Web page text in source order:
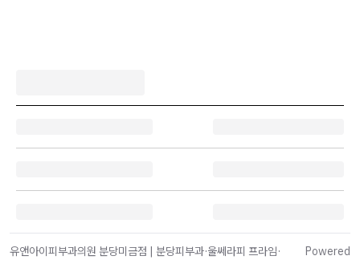
유앤아이피부과의원 분당미금점 | 분당피부과·울쎄라피 프라임·
Powered